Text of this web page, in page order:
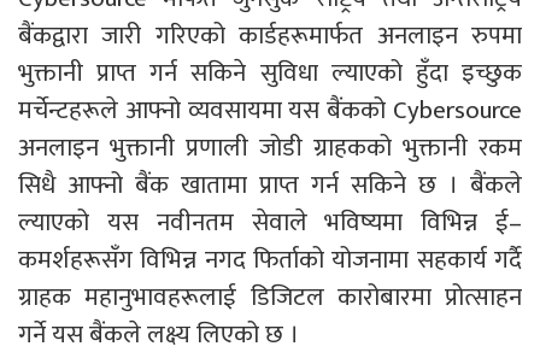
बैंकद्वारा जारी गरिएको कार्डहरूमार्फत अनलाइन रुपमा
भुक्तानी प्राप्त गर्न सकिने सुविधा ल्याएको हुँदा इच्छुक
मर्चेन्टहरूले आफ्नो व्यवसायमा यस बैंकको Cybersource
अनलाइन भुक्तानी प्रणाली जोडी ग्राहकको भुक्तानी रकम
सिधै आफ्नो बैंक खातामा प्राप्त गर्न सकिने छ । बैंकले
ल्याएको यस नवीनतम सेवाले भविष्यमा विभिन्न ई–
कमर्शहरूसँग विभिन्न नगद फिर्ताको योजनामा सहकार्य गर्दै
ग्राहक महानुभावहरूलाई डिजिटल कारोबारमा प्रोत्साहन
गर्ने यस बैंकले लक्ष्य लिएको छ ।